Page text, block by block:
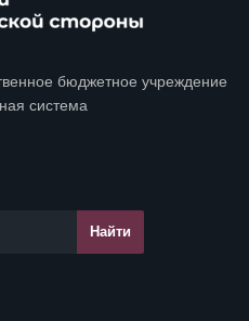
бюджетное учреждение
система